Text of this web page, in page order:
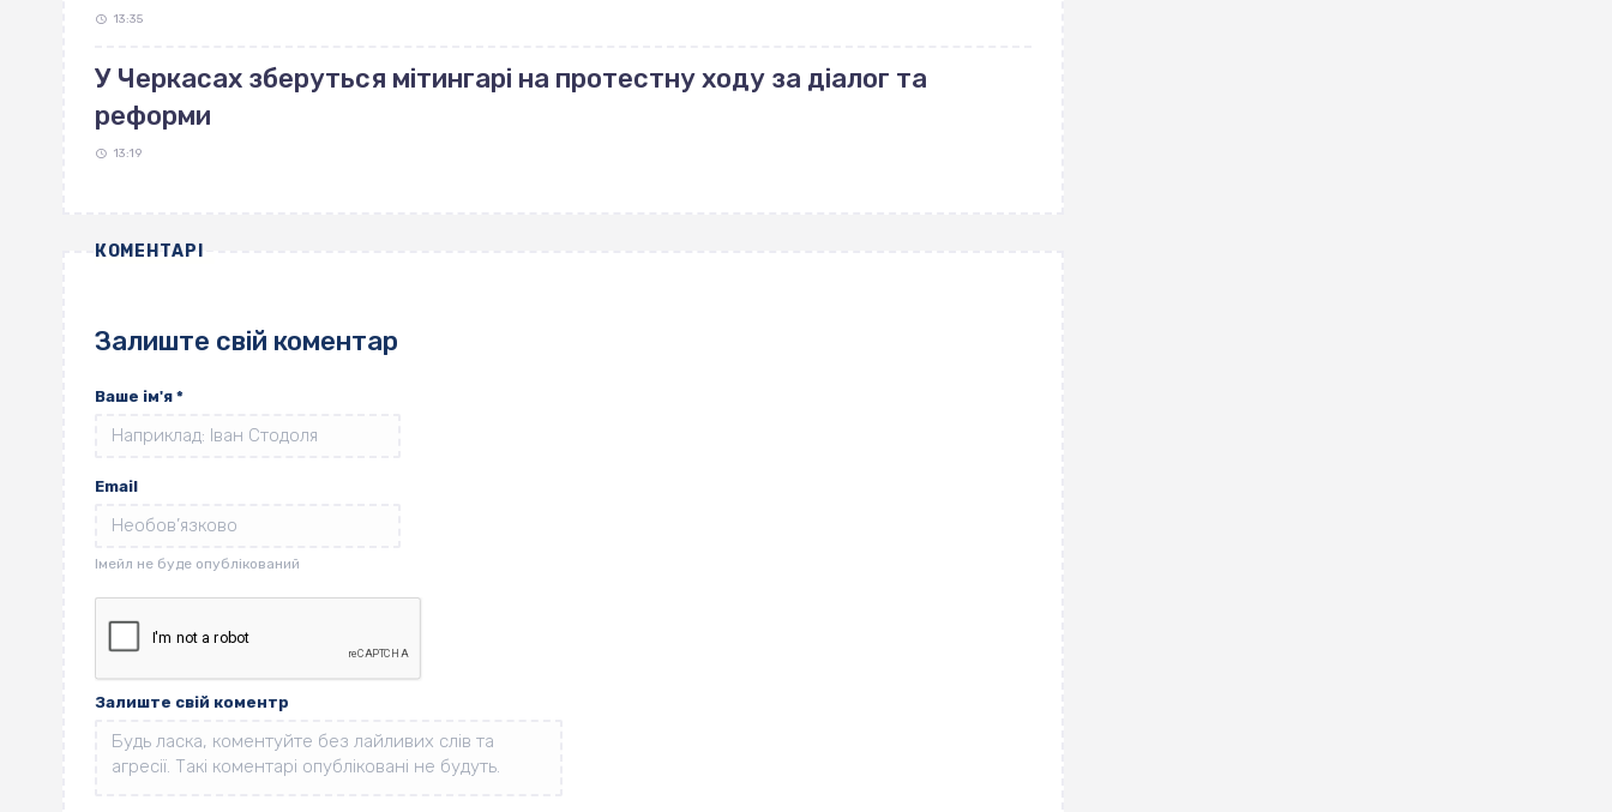
13:35
У Черкасах зберуться мітингарі на протестну ходу за діалог та
реформи
13:19
КОМЕНТАРІ
Залиште свій коментар
Ваше ім'я *
Email
Залиште свій коментр